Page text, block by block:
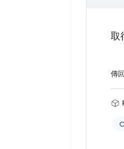
取
傳回